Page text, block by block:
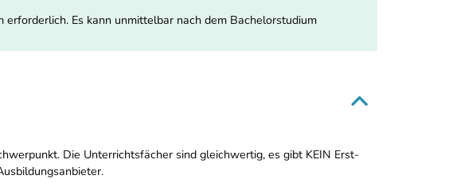
Es kann unmittelbar nach dem Bachelorstudium
Die Unterrichtsfächer sind gleichwertig, es gibt KEIN Erst-